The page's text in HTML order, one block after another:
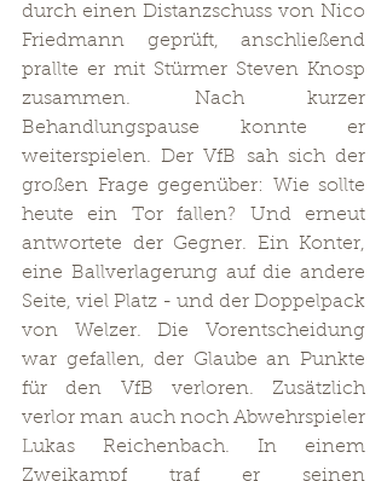
durch einen Distanzschuss von Nico
Friedmann geprüft, anschließend
prallte er mit Stürmer Steven Knosp
zusammen. Nach kurzer
Behandlungspause konnte er
weiterspielen. Der VfB sah sich der
großen Frage gegenüber: Wie sollte
heute ein Tor fallen? Und erneut
antwortete der Gegner. Ein Konter,
eine Ballverlagerung auf die andere
Seite, viel Platz - und der Doppelpack
von Welzer. Die Vorentscheidung
war gefallen, der Glaube an Punkte
für den VfB verloren. Zusätzlich
verlor man auch noch Abwehrspieler
Lukas Reichenbach. In einem
Zweikampf traf er seinen